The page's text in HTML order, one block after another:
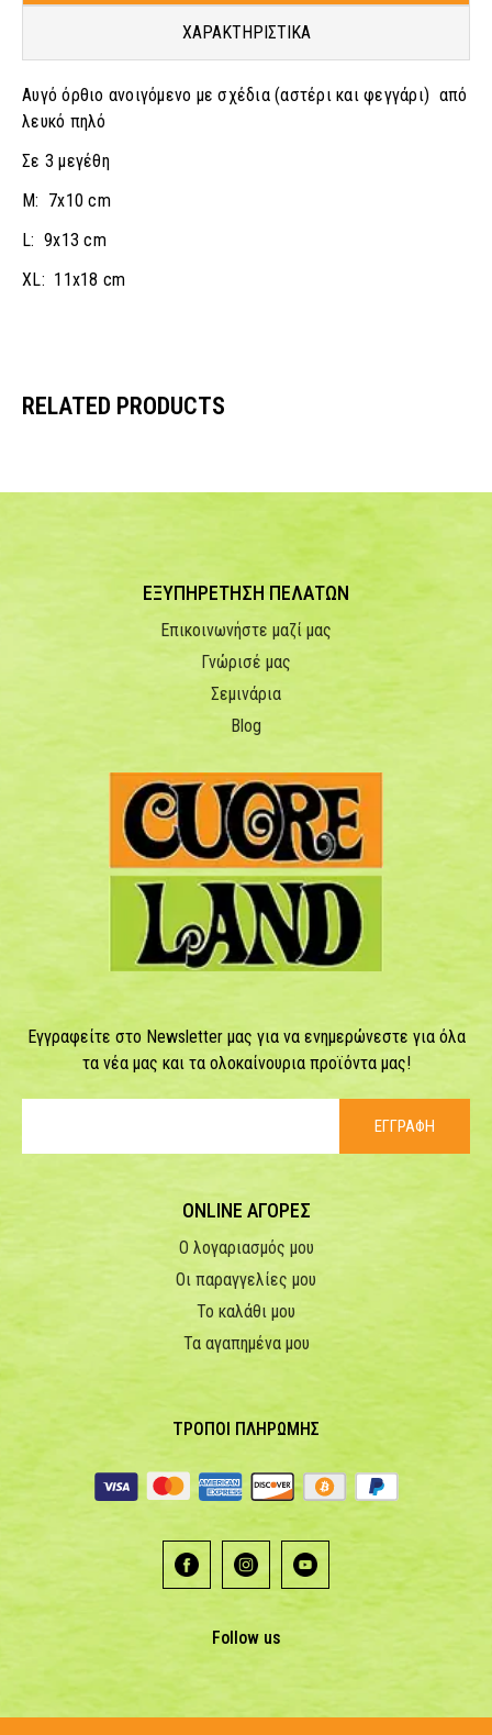
ΧΑΡΑΚΤΗΡΙΣΤΙΚΑ
Αυγό όρθιο ανοιγόμενο με σχέδια (αστέρι και φεγγάρι) από
λευκό πηλό
Σε 3 μεγέθη
M: 7x10 cm
L: 9x13 cm
XL: 11x18 cm
RELATED PRODUCTS
ΕΞΥΠΗΡΕΤΗΣΗ ΠΕΛΑΤΩΝ
Επικοινωνήστε μαζί μας
Γνώρισέ μας
Σεμινάρια
Blog
Εγγραφείτε στο Newsletter μας για να ενημερώνεστε για όλα
τα νέα μας και τα ολοκαίνουρια προϊόντα μας!
ΕΓΓΡΑΦΗ
ONLINE ΑΓΟΡΕΣ
Ο λογαριασμός μου
Οι παραγγελίες μου
Το καλάθι μου
Τα αγαπημένα μου
ΤΡΟΠΟΙ ΠΛΗΡΩΜΗΣ
Follow us